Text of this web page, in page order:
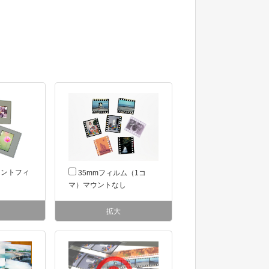
トフィ
35mmフィルム（1コ
マ）マウントなし
拡大